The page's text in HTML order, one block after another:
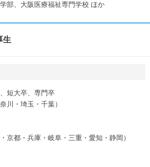
部、大阪医療福祉専門学校 ほか
生
短大卒、専門卒
川・埼玉・千葉）
京都・兵庫・岐阜・三重・愛知・静岡）